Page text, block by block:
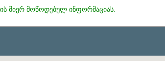
მიერ მოწოდებულ ინფორმაციას.